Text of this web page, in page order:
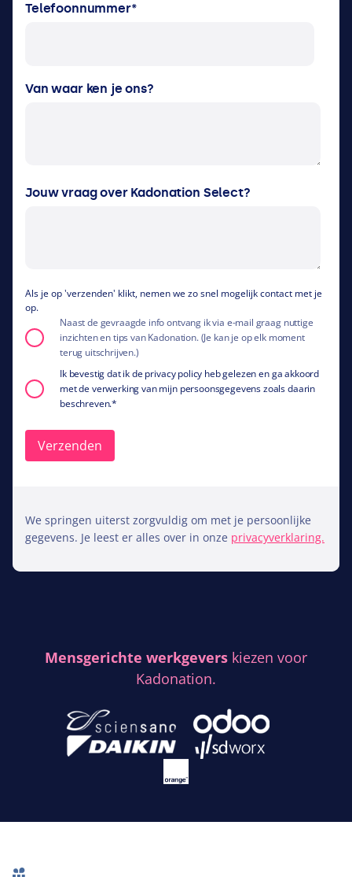
Telefoonnummer*
Van waar ken je ons?
Jouw vraag over Kadonation Select?
Als je op 'verzenden' klikt, nemen we zo snel mogelijk contact met je
op.
Naast de gevraagde info ontvang ik via e-mail graag nuttige
inzichten en tips van Kadonation. (Je kan je op elk moment
terug uitschrijven.)
Ik bevestig dat ik de privacy policy heb gelezen en ga akkoord
met de verwerking van mijn persoonsgegevens zoals daarin
beschreven.*
We springen uiterst zorgvuldig om met je persoonlijke
gegevens. Je leest er alles over in onze privacyverklaring.
Mensgerichte werkgevers kiezen voor
Kadonation.